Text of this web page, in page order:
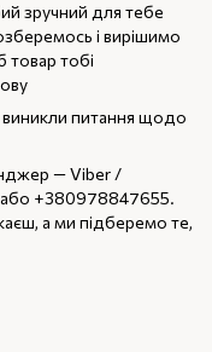
зручний для тебе
і вирішимо
тобі
питання щодо
— Viber /
+380978847655.
а ми підберемо те,